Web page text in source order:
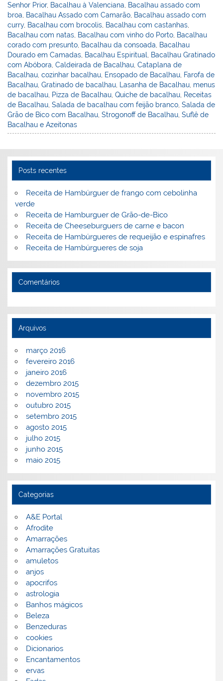
st dI
n
b
o
o
k
o
M
ai
l
Senhor Prior, Bacalhau à Valenciana
Bacalhau assado com
broa
Bacalhau Assado com Camarão Bacalhau assado com
curry, Bacalhau com brocolis Bacalhau com castanhas
Bacalhau com natas Bacalhau com vinho do Porto Bacalhau
corado com presunto Bacalhau da consoada
Bacalhau
Dourado em Camadas Bacalhau Espiritual
Bacalhau Gratinado
com Abóbora ,Caldeirada de Bacalhau ,Cataplana de
Bacalhau ,cozinhar bacalhau Ensopado de Bacalhau Farofa de
Bacalhau ,Gratinado de bacalhau Lasanha de Bacalhau menus
de bacalhau Pizza de Bacalhau ,Quiche de bacalhau Receitas
de Bacalhau ,Salada de bacalhau com feijão branco ,Salada de
Grão de Bico com Bacalhau ,Strogonoff de Bacalhau ,Suflê de
Bacalhau e Azeitonas
Posts recentes
Receita de Hambúrguer de frango com cebolinha
verde
Receita de Hamburguer de Grão-de-Bico
Receita de Cheeseburguers de carne e bacon
Receita de Hambúrgueres de requeijão e espinafres
Receita de Hambúrgueres de soja
Comentários
Arquivos
março 2016
fevereiro 2016
janeiro 2016
dezembro 2015
novembro 2015
outubro 2015
setembro 2015
agosto 2015
julho 2015
junho 2015
maio 2015
Categorias
A&E Portal
Afrodite
Amarrações
Amarrações Gratuitas
amuletos
anjos
apocrifos
astrologia
Banhos mágicos
Beleza
Benzeduras
cookies
Dicionarios
Encantamentos
ervas